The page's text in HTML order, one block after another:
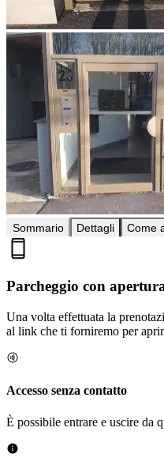
Sommario Dettagli Come
Parcheggio con
Una volta effettuata la
al link che ti forniremo per
Accesso senza contatto
È possibile entrare e uscire da